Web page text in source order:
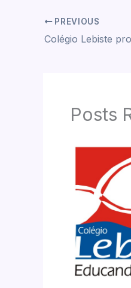
PREVIOUS
Colégio Lebiste
Posts